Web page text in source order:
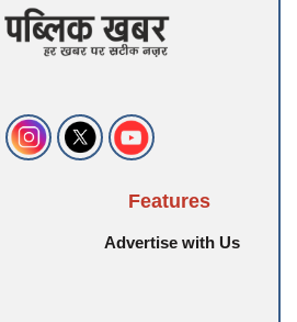
Features
Advertise with Us